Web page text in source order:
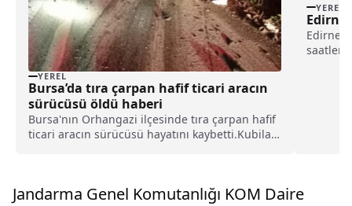
YEREL
Bursa’da tıra çarpan hafif ticari aracın
sürücüsü öldü haberi
Bursa'nın Orhangazi ilçesinde tıra çarpan hafif
ticari aracın sürücüsü hayatını kaybetti.Kubilay
MEU 75 ...
YEREL
Jandarma Genel Komutanlığı KOM Daire